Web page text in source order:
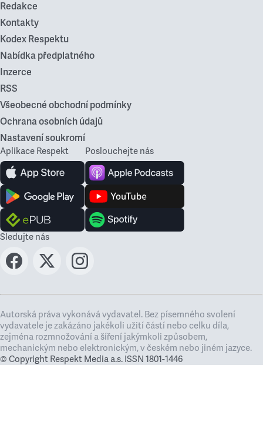
Redakce
Kontakty
Kodex Respektu
Nabídka předplatného
Inzerce
RSS
Všeobecné obchodní podmínky
Ochrana osobních údajů
Nastavení soukromí
Aplikace Respekt Poslouchejte nás
Sledujte nás
Autorská práva vykonává vydavatel. Bez písemného svolení
vydavatele je zakázáno jakékoli užití částí nebo celku díla,
zejména rozmnožování a šíření jakýmkoli způsobem,
mechanickým nebo elektronickým, v českém nebo jiném jazyce.
© Copyright Respekt Media a.s. ISSN 1801-1446